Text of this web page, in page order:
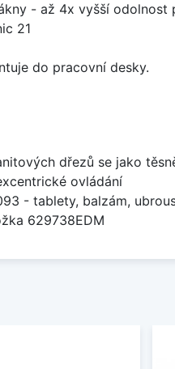
- až 4x vyšší odolnost
21
do pracovní desky.
dřezů se jako
ovládání
- tablety, balzám,
629738EDM